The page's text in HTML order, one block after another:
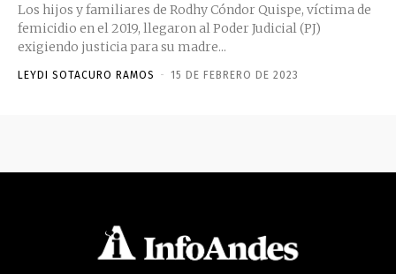
Los hijos y familiares de Rodhy Cóndor Quispe, víctima de
femicidio en el 2019, llegaron al Poder Judicial (PJ)
exigiendo justicia para su madre...
LEYDI SOTACURO RAMOS - 15 DE FEBRERO DE 2023